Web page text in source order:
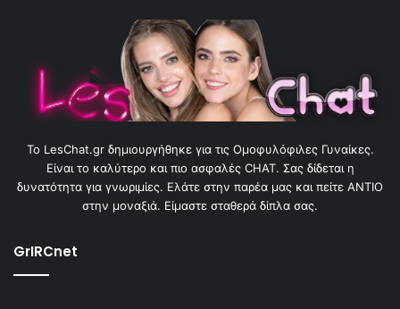
To LesChat.gr δημιουργήθηκε για τις Ομοφυλόφιλες Γυναίκες.
Είναι το καλύτερο και πιο ασφαλές CHAT. Σας δίδεται η
δυνατότητα για γνωριμίες. Ελάτε στην παρέα μας και πείτε ΑΝΤΙΟ
στην μοναξιά. Είμαστε σταθερά δίπλα σας.
GrIRCnet